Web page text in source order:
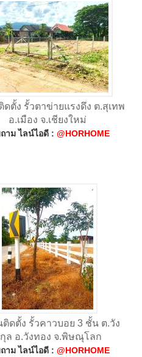
ดตั้ง รั้วตาข่ายแรงดึง ต.สุเทพ
อ.เมือง จ.เชียงใหม่
าม ไลน์ไอดี :@HORHOME
ติดตั้ง รั้วคาวบอย 3 ชั้น ต.วัง
ล อ.วังทอง จ.พิษณุโลก
าม ไลน์ไอดี :@HORHOME